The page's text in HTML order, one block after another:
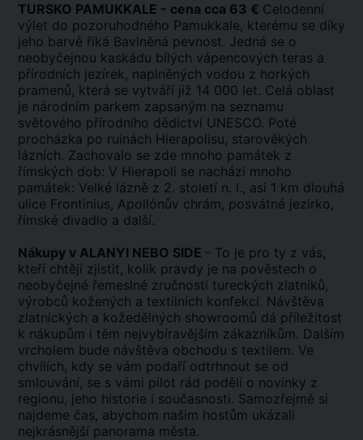
TURSKO PAMUKKALE - cena cca 63 € Celodenní
výlet do pozoruhodného Pamukkale, kterému se díky
jeho barvě říká Bavlněná pevnost. Jedná se o
neobyčejnou kaskádu bílých vápencových teras a
přírodních jezírek, naplněných vodou z horkých
pramenů, která se vytváří již 14 000 let. Celá oblast
je národním parkem zapsaným na seznamu
světového přírodního dědictví UNESCO. Poté
procházka po ruinách Hierapolisu, starověkých
lázních. Zachovalo se zde mnoho památek z
římských dob: V Hierapoli se nachází mnoho
památek: Velké lázně z 2. století n. l., asi 1 km dlouhá
ulice Frontinius, Apollónův chrám, posvátné jezírko,
římské divadlo a další.
Nákupy v ALANYI NEBO SIDE - To je pro ty z vás,
kteří chtějí zjistit, kolik pravdy je na pověstech o
neobyčejné řemeslné zručnosti tureckých zlatníků,
výrobců kožených a textilních konfekcí. Návštěva
zlatnických a kožedělných showroomů dá příležitost
k nákupům i těm nejvybíravějším zákazníkům. Dalším
vrcholem bude návštěva obchodu s textilem. Ve
chvílích, kdy se vám podaří odtrhnout se od
smlouvání, se s vámi pilot rád podělí o novinky z
regionu, jeho historie i současnosti. Samozřejmě si
najdeme čas, abychom našim hostům ukázali
nejkrásnější panorama města.